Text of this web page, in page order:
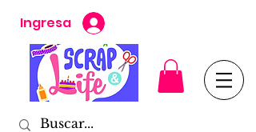
Ingresa